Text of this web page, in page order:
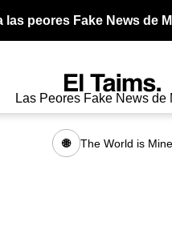
las peores Fake News de
Las Peores Fake News de
🌐 The World is Mine